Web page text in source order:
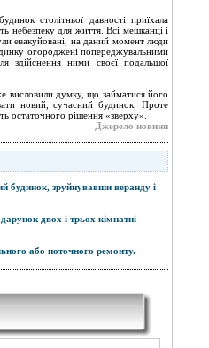
столітньої давності приїхала
небезпеку для життя. Всі мешканці і
евакуйовані, на даний момент люди
огороджені попереджувальними
здійснення ними своєї подальшої
висловили думку, що займатися його
новий, сучасний будинок. Проте
остаточного рішення «зверху».
Джерело новини
будинок, зруйнувавши веранду і
двох і трьох кімнатні
або поточного ремонту.